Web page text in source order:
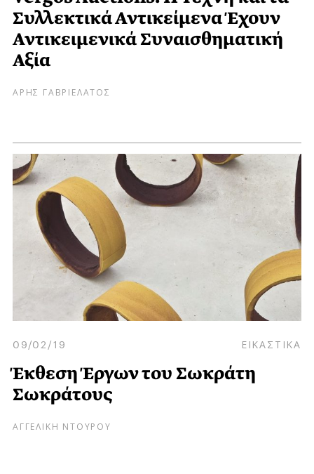
Συλλεκτικά Αντικείμενα Έχουν
Αντικειμενικά Συναισθηματική
Αξία
ΑΡΗΣ ΓΑΒΡΙΕΛΑΤΟΣ
09/02/19 ΕΙΚΑΣΤΙΚΑ
Έκθεση Έργων του Σωκράτη
Σωκράτους
ΑΓΓΕΛΙΚΗ ΝΤΟΥΡΟΥ